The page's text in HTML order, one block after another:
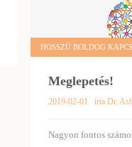
HOSSZÚ BOLDOG
Meglepetés!
2019-02-01 írta Dr.
Nagyon fontos